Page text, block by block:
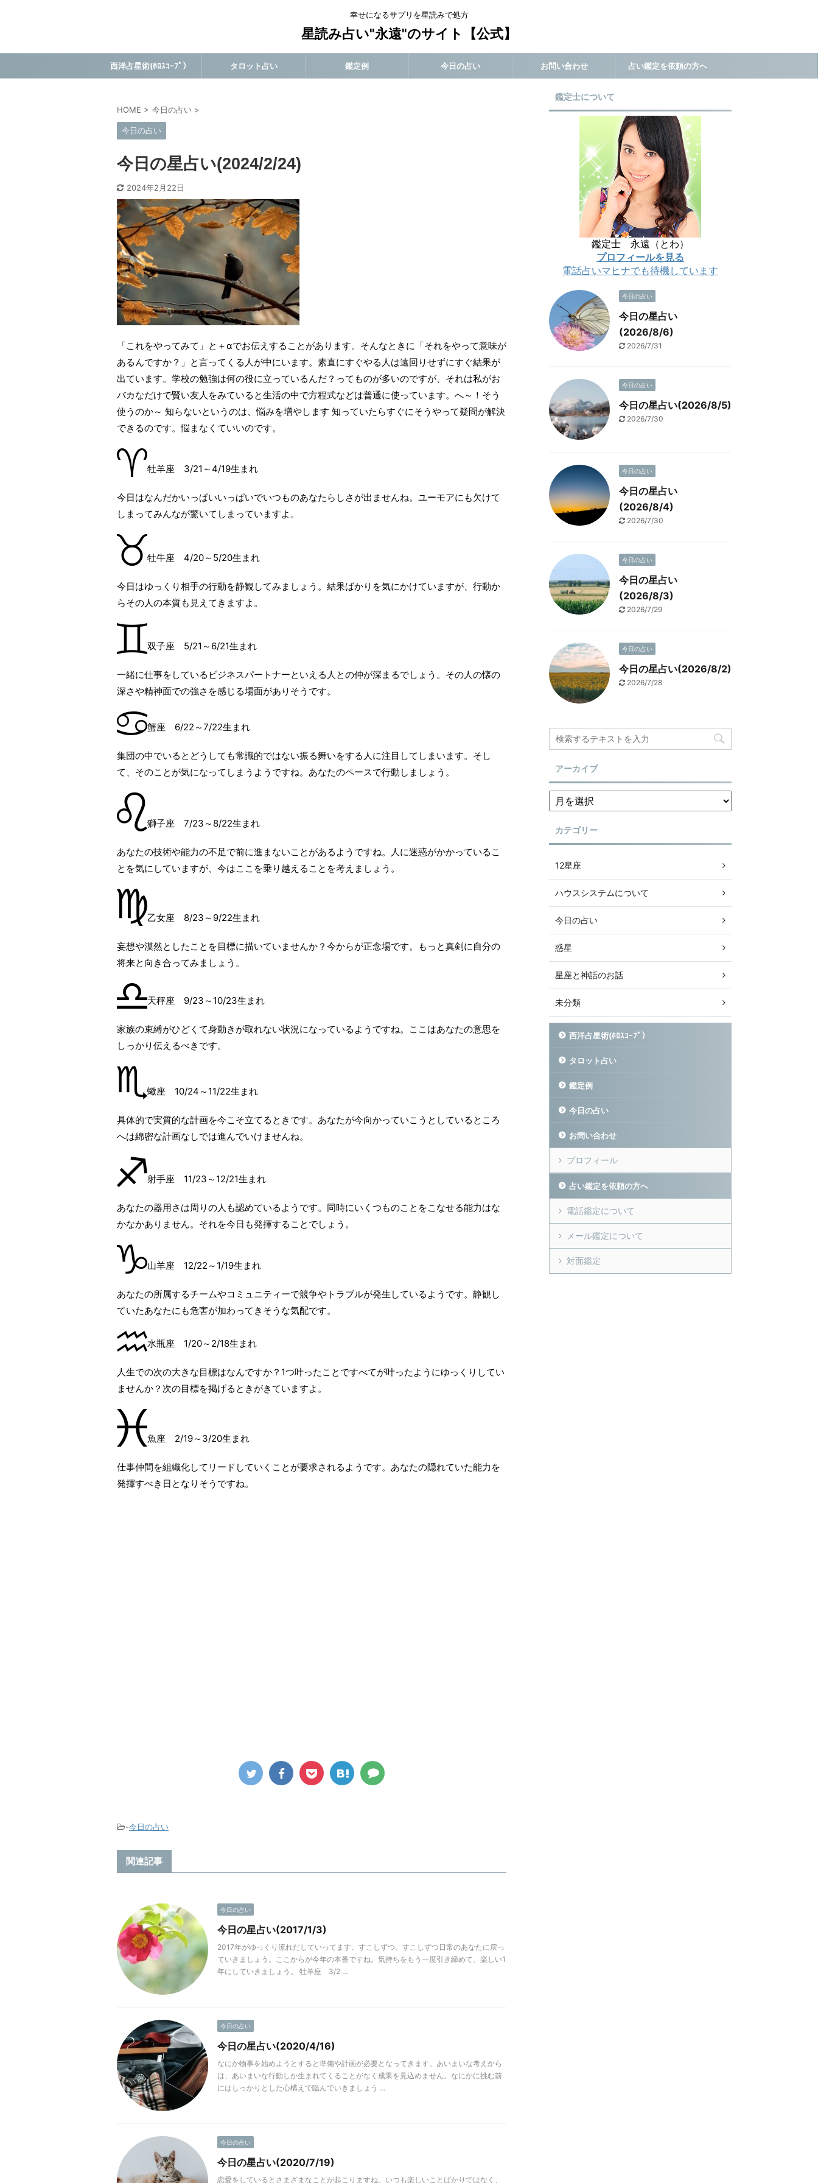
幸せになるサプリを星読みで処方
星読み占い"永遠"のサイト【公式】
西洋占星術(ﾎﾛｽｺｰﾌﾟ） タロット占い 鑑定例 今日の占い お問い合わせ 占い鑑定を依頼の方へ
HOME > 今日の占い >
今日の占い
今日の星占い(2024/2/24)
2024年2月22日
「これをやってみて」と＋αでお伝えすることがあります。そんなときに「それをやって意味が
あるんですか？」と言ってくる人が中にいます。素直にすぐやる人は遠回りせずにすぐ結果が
出ています。学校の勉強は何の役に立っているんだ？ってものが多いのですが、それは私がお
バカなだけで賢い友人をみていると生活の中で方程式などは普通に使っています。へ～！そう
使うのか～ 知らないというのは、悩みを増やします 知っていたらすぐにそうやって疑問が解決
できるのです。悩まなくていいのです。
牡羊座 3/21～4/19生まれ
今日はなんだかいっぱいいっぱいでいつものあなたらしさが出ませんね。ユーモアにも欠けて
しまってみんなが驚いてしまっていますよ。
牡牛座 4/20～5/20生まれ
今日はゆっくり相手の行動を静観してみましょう。結果ばかりを気にかけていますが、行動か
らその人の本質も見えてきますよ。
双子座 5/21～6/21生まれ
一緒に仕事をしているビジネスパートナーといえる人との仲が深まるでしょう。その人の懐の
深さや精神面での強さを感じる場面がありそうです。
蟹座 6/22～7/22生まれ
集団の中でいるとどうしても常識的ではない振る舞いをする人に注目してしまいます。そし
て、そのことが気になってしまうようですね。あなたのペースで行動しましょう。
獅子座 7/23～8/22生まれ
あなたの技術や能力の不足で前に進まないことがあるようですね。人に迷惑がかかっているこ
とを気にしていますが、今はここを乗り越えることを考えましょう。
乙女座 8/23～9/22生まれ
妄想や漠然としたことを目標に描いていませんか？今からが正念場です。もっと真剣に自分の
将来と向き合ってみましょう。
天秤座 9/23～10/23生まれ
家族の束縛がひどくて身動きが取れない状況になっているようですね。ここはあなたの意思を
しっかり伝えるべきです。
蠍座 10/24～11/22生まれ
具体的で実質的な計画を今こそ立てるときです。あなたが今向かっていこうとしているところ
へは綿密な計画なしでは進んでいけませんね。
射手座 11/23～12/21生まれ
あなたの器用さは周りの人も認めているようです。同時にいくつものことをこなせる能力はな
かなかありません。それを今日も発揮することでしょう。
山羊座 12/22～1/19生まれ
あなたの所属するチームやコミュニティーで競争やトラブルが発生しているようです。静観し
ていたあなたにも危害が加わってきそうな気配です。
水瓶座 1/20～2/18生まれ
人生での次の大きな目標はなんですか？1つ叶ったことですべてが叶ったようにゆっくりしてい
ませんか？次の目標を掲げるときがきていますよ。
魚座 2/19～3/20生まれ
仕事仲間を組織化してリードしていくことが要求されるようです。あなたの隠れていた能力を
発揮すべき日となりそうですね。
-今日の占い
関連記事
今日の占い
今日の星占い(2017/1/3)
2017年がゆっくり流れだしていってます。すこしずつ、すこしずつ日常のあなたに戻っ
ていきましょう。ここからが今年の本番ですね。気持ちをもう一度引き締めて、楽しい1
年にしていきましょう。 牡羊座 3/2 ...
今日の占い
今日の星占い(2020/4/16)
なにか物事を始めようとすると準備や計画が必要となってきます。あいまいな考えから
は、あいまいな行動しか生まれてくることがなく成果を見込めません。なにかに挑む前
にはしっかりとした心構えで臨んでいきましょう ...
今日の占い
今日の星占い(2020/7/19)
恋愛をしているとさまざまなことが起こりますね。いつも楽しいことばかりではなく、
鑑定士について
鑑定士 永遠（とわ）
プロフィールを見る
電話占いマヒナでも待機しています
今日の占い
今日の星占い
(2026/8/6)
2026/7/31
今日の占い
今日の星占い(2026/8/5)
2026/7/30
今日の占い
今日の星占い
(2026/8/4)
2026/7/30
今日の占い
今日の星占い
(2026/8/3)
2026/7/29
今日の占い
今日の星占い(2026/8/2)
2026/7/28
アーカイブ
カテゴリー
12星座
ハウスシステムについて
今日の占い
惑星
星座と神話のお話
未分類
西洋占星術(ﾎﾛｽｺｰﾌﾟ）
タロット占い
鑑定例
今日の占い
お問い合わせ
プロフィール
占い鑑定を依頼の方へ
電話鑑定について
メール鑑定について
対面鑑定